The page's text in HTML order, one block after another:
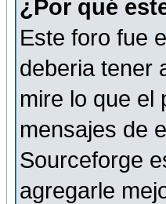
¿Por qué
Este foro fue
deberia tener
mire lo que el
mensajes de
Sourceforge
agregarle